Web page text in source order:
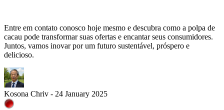
Entre em contato conosco hoje mesmo e descubra como a polpa de
cacau pode transformar suas ofertas e encantar seus consumidores.
Juntos, vamos inovar por um futuro sustentável, próspero e
delicioso.
Kosona Chriv - 24 January 2025